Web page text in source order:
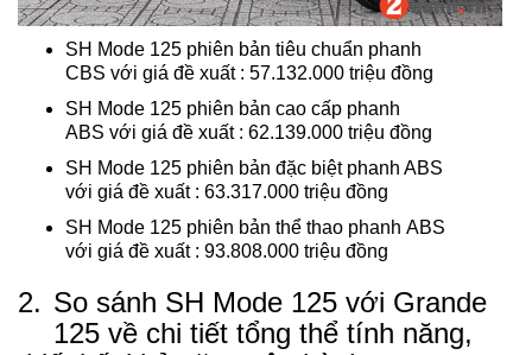
SH Mode 125 phiên bản tiêu chuẩn phanh
CBS với giá đề xuất : 57.132.000 triệu đồng
SH Mode 125 phiên bản cao cấp phanh
ABS với giá đề xuất : 62.139.000 triệu đồng
SH Mode 125 phiên bản đặc biệt phanh ABS
với giá đề xuất : 63.317.000 triệu đồng
SH Mode 125 phiên bản thể thao phanh ABS
với giá đề xuất : 93.808.000 triệu đồng
2. So sánh SH Mode 125 với Grande
125 về chi tiết tổng thể tính năng,